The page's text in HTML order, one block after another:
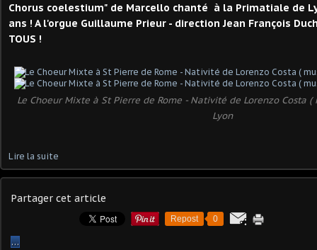
Chorus coelestium" de Marcello chanté à la Primatiale de
ans ! A l'orgue Guillaume Prieur - direction Jean François
TOUS !
Le Choeur Mixte à St Pierre de Rome - Nativité de Lorenzo Costa (
Lyon
Lire la suite
Partager cet article
Repost 0
…